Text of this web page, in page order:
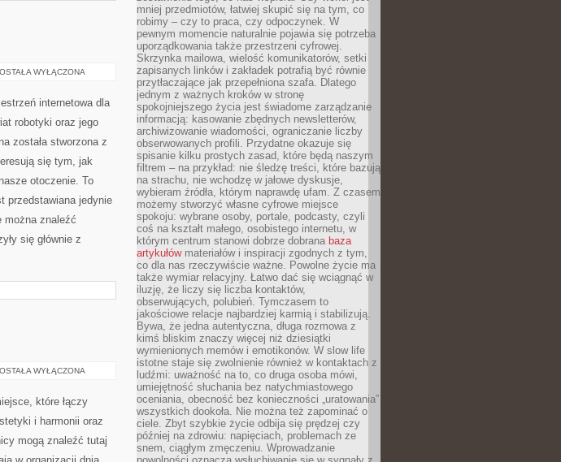
WYŁĄCZONA
internetowa dla
robotyki oraz jego
została stworzona z
się tym, jak
otoczenie. To
przedstawiana jedynie
można znaleźć
się głównie z
WYŁĄCZONA
które łączy
i harmonii oraz
mogą znaleźć tutaj
mniej przedmiotów, łatwiej skupić się na tym, co
robimy – czy to praca, czy odpoczynek. W
pewnym momencie naturalnie pojawia się potrzeba
uporządkowania także przestrzeni cyfrowej.
Skrzynka mailowa, wielość komunikatorów, setki
zapisanych linków i zakładek potrafią być równie
przytłaczające jak przepełniona szafa. Dlatego
jednym z ważnych kroków w stronę
spokojniejszego życia jest świadome zarządzanie
informacją: kasowanie zbędnych newsletterów,
archiwizowanie wiadomości, ograniczanie liczby
obserwowanych profili. Przydatne okazuje się
spisanie kilku prostych zasad, które będą naszym
filtrem – na przykład: nie śledzę treści, które bazują
na strachu, nie wchodzę w jałowe dyskusje,
wybieram źródła, którym naprawdę ufam. Z czasem
możemy stworzyć własne cyfrowe miejsce
spokoju: wybrane osoby, portale, podcasty, czyli
coś na kształt małego, osobistego internetu, w
którym centrum stanowi dobrze dobrana baza
artykułówmateriałów i inspiracji zgodnych z tym,
co dla nas rzeczywiście ważne. Powolne życie ma
także wymiar relacyjny. Łatwo dać się wciągnąć w
iluzję, że liczy się liczba kontaktów,
obserwujących, polubień. Tymczasem to
jakościowe relacje najbardziej karmią i stabilizują.
Bywa, że jedna autentyczna, długa rozmowa z
kimś bliskim znaczy więcej niż dziesiątki
wymienionych memów i emotikonów. W slow life
istotne staje się zwolnienie również w kontaktach z
ludźmi: uważność na to, co druga osoba mówi,
umiejętność słuchania bez natychmiastowego
oceniania, obecność bez konieczności „uratowania”
wszystkich dookoła. Nie można też zapominać o
ciele. Zbyt szybkie życie odbija się prędzej czy
później na zdrowiu: napięciach, problemach ze
snem, ciągłym zmęczeniu. Wprowadzanie